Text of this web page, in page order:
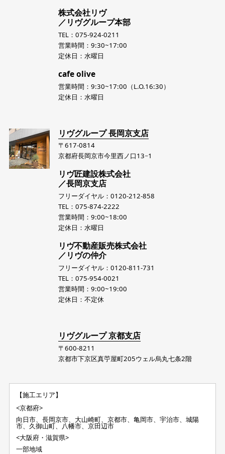
株式会社リヴ
／リヴグループ本部
TEL：075-924-0211
営業時間：9:30~17:00
定休日：水曜日
cafe olive
営業時間：9:30~17:00（L.O.16:30）
定休日：水曜日
リヴグループ 長岡京支店
〒617-0814
京都府長岡京市今里西ノ口13−1
リヴ匠建設株式会社
／長岡京支店
フリーダイヤル：0120-212-858
TEL：075-874-2222
営業時間：9:00~18:00
定休日：水曜日
リヴ不動産販売株式会社
／リヴの仲介
フリーダイヤル：0120-811-731
TEL：075-954-0021
営業時間：9:00~19:00
定休日：不定休
リヴグループ 京都支店
〒600-8211
京都市下京区真苧屋町205ウェル烏丸七条2階
【施工エリア】
<京都府>
向日市、長岡京市、大山崎町、京都市、亀岡市、宇治市、城陽
市、久御山町、八幡市、京田辺市
<大阪府・滋賀県>
一部地域